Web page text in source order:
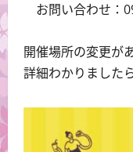
お問い合わせ：
開催場所の変更が
詳細わかりました